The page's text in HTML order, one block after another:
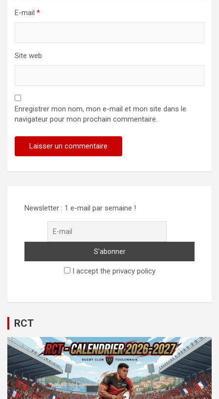
E-mail *
Site web
Enregistrer mon nom, mon e-mail et mon site dans le
navigateur pour mon prochain commentaire.
Newsletter : 1 e-mail par semaine !
I accept the privacy policy
RCT